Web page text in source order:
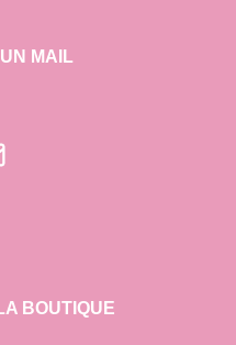
MAIL
BOUTIQUE